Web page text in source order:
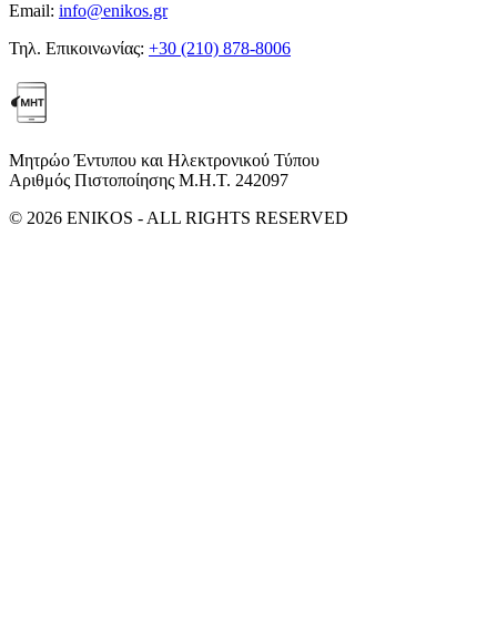
Email: info@enikos.gr
Τηλ. Επικοινωνίας: +30 (210) 878-8006
Μητρώο Έντυπου και Ηλεκτρονικού Τύπου
Αριθμός Πιστοποίησης Μ.Η.Τ. 242097
© 2026 ENIKOS - ALL RIGHTS RESERVED